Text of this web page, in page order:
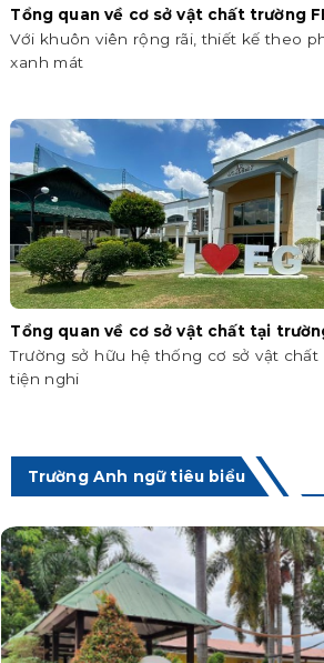
Tổng quan về cơ sở vật chất trường
Với khuôn viên rộng rãi, thiết kế theo
xanh mát
Tổng quan về cơ sở vật chất tại
Trường sở hữu hệ thống cơ sở vật chất
tiện nghi
Trường Anh ngữ tiêu biểu